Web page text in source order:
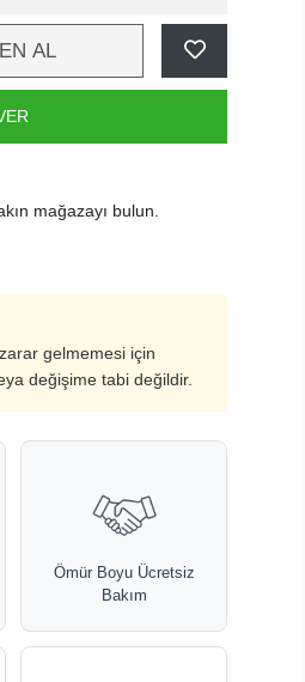
AL
mağazayı bulun.
gelmemesi için
değişime tabi değildir.
Ömür Boyu Ücretsiz
Bakım